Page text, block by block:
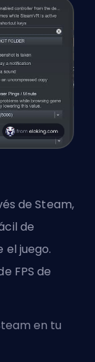
de Steam,
de
juego.
FPS de
en tu